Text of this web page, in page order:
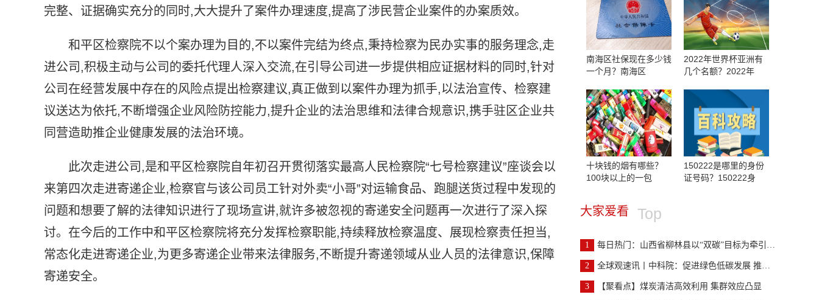
完整、证据确实充分的同时,大大提升了案件办理速度,提高了涉民营企业案件的办案质效。
和平区检察院不以个案办理为目的,不以案件完结为终点,秉持检察为民办实事的服务理念,走
进公司,积极主动与公司的委托代理人深入交流,在引导公司进一步提供相应证据材料的同时,针对
公司在经营发展中存在的风险点提出检察建议,真正做到以案件办理为抓手,以法治宣传、检察建
议送达为依托,不断增强企业风险防控能力,提升企业的法治思维和法律合规意识,携手驻区企业共
同营造助推企业健康发展的法治环境。
此次走进公司,是和平区检察院自年初召开贯彻落实最高人民检察院“七号检察建议”座谈会以
来第四次走进寄递企业,检察官与该公司员工针对外卖“小哥”对运输食品、跑腿送货过程中发现的
问题和想要了解的法律知识进行了现场宣讲,就许多被忽视的寄递安全问题再一次进行了深入探
讨。在今后的工作中和平区检察院将充分发挥检察职能,持续释放检察温度、展现检察责任担当,
常态化走进寄递企业,为更多寄递企业带来法律服务,不断提升寄递领域从业人员的法律意识,保障
寄递安全。
南海区社保现在多少钱
一个月？南海区
2022年世界杯亚洲有
几个名额？2022年
十块钱的烟有哪些？
100块以上的一包
150222是哪里的身份
证号码？150222身
大家爱看 Top
1 每日热门：山西省柳林县以“双碳”目标为牵引谱写能
2 全球观速讯丨中科院：促进绿色低碳发展 推动煤炭清
3 【聚看点】煤炭清洁高效利用 集群效应凸显